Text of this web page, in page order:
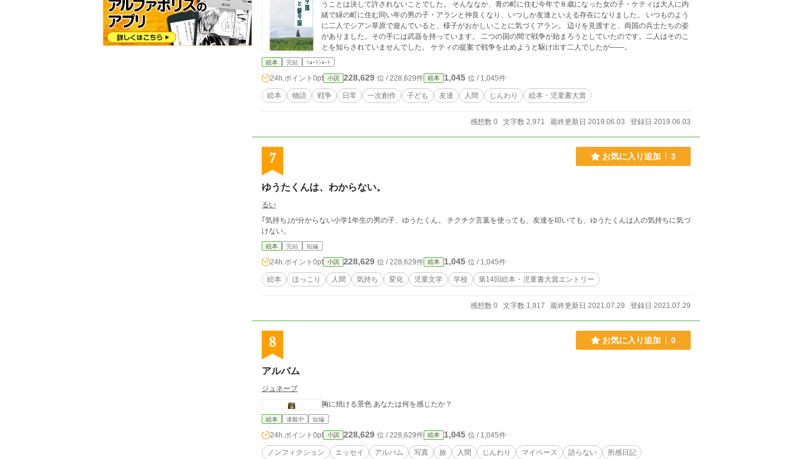
うことは決して許されないことでした。 そんななか、青の町に住む今年で８歳になった女の子・ケティは大人に内
緒で緑の町に住む同い年の男の子・アランと仲良くなり、いつしか友達といえる存在になりました。 いつものよう
に二人でシアン草原で遊んでいると、様子がおかしいことに気づくアラン。 辺りを見渡すと、両国の兵士たちの姿
がありました。その手には武器を持っています。 二つの国の間で戦争が始まろうとしていたのです。二人はそのこ
とを知らされていませんでした。 ケティの提案で戦争を止めようと駆け出す二人でしたが――。
絵本 完結 ｼｮｰﾄｼｮｰﾄ
24h.ポイント 0pt 小説 228,629 位 / 228,629件 絵本 1,045 位 / 1,045件
絵本 物語 戦争 日常 一次創作 子ども 友達 人間 じんわり 絵本・児童書大賞
感想数 0 文字数 2,971 最終更新日 2019.06.03 登録日 2019.06.03
7 お気に入り追加 3
ゆうたくんは、わからない。
るい
｢気持ち｣が分からない小学1年生の男の子、ゆうたくん。 チクチク言葉を使っても、友達を叩いても、ゆうたくんは人の気持ちに気づ
けない。
絵本 完結 短編
24h.ポイント 0pt 小説 228,629 位 / 228,629件 絵本 1,045 位 / 1,045件
絵本 ほっこり 人間 気持ち 変化 児童文学 学校 第14回絵本・児童書大賞エントリー
感想数 0 文字数 1,917 最終更新日 2021.07.29 登録日 2021.07.29
8 お気に入り追加 0
アルバム
ジュネーブ
胸に焼ける景色 あなたは何を感じたか？
絵本 連載中 短編
24h.ポイント 0pt 小説 228,629 位 / 228,629件 絵本 1,045 位 / 1,045件
ノンフィクション エッセイ アルバム 写真 旅 人間 じんわり マイペース 語らない 所感日記